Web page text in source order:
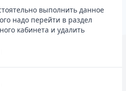
выполнить данное
надо перейти в раздел
кабинета и удалить